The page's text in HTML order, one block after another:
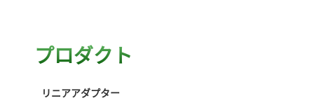
プロダクト
リニアアダプター